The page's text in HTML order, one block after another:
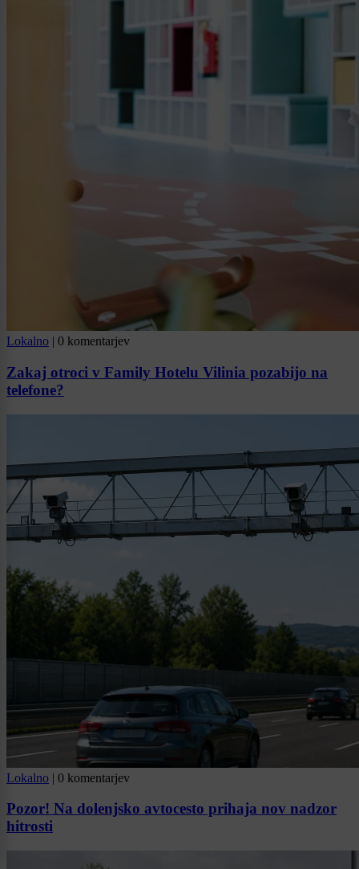
Lokalno | 0 komentarjev
Zakaj otroci v Family Hotelu Vilinia pozabijo na
telefone?
Lokalno | 0 komentarjev
Pozor! Na dolenjsko avtocesto prihaja nov nadzor
hitrosti